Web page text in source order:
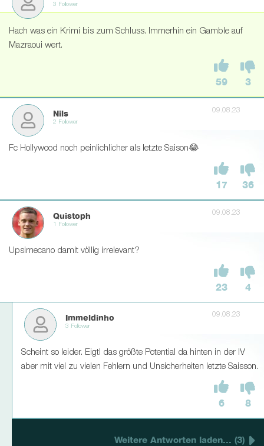
3 Follower
Hach was ein Krimi bis zum Schluss. Immerhin ein Gamble auf
Mazraoui wert.
59 3
Nils
2 Follower
09.08.23
Fc Hollywood noch peinlichlicher als letzte Saison😂
17 36
Quistoph
1 Follower
09.08.23
Upsimecano damit völlig irrelevant?
23 4
Immeldinho
3 Follower
09.08.23
Scheint so leider. Eigtl das größte Potential da hinten in der IV
aber mit viel zu vielen Fehlern und Unsicherheiten letzte Saisson.
6 8
Weitere Antworten laden... (3)